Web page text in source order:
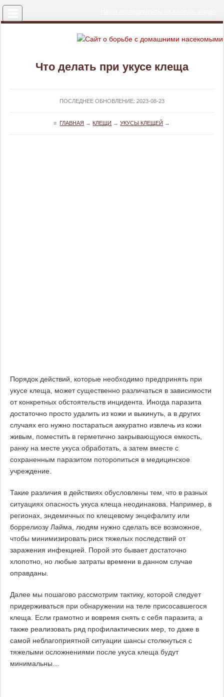
Что делать при укусе клеща
ПОСЛЕДНЕЕ ОБНОВЛЕНИЕ: 2023-08-23
≡ ГЛАВНАЯ → КЛЕЩИ →УКУСЫ КЛЕЩЕЙ →
Порядок действий, которые необходимо предпринять при
укусе клеща, может существенно различаться в зависимости
от конкретных обстоятельств инцидента. Иногда паразита
достаточно просто удалить из кожи и выкинуть, а в других
случаях его нужно постараться аккуратно извлечь из кожи
живым, поместить в герметично закрывающуюся емкость,
ранку на месте укуса обработать, а затем вместе с
сохраненным паразитом поторопиться в медицинское
учреждение.
Такие различия в действиях обусловлены тем, что в разных
ситуациях опасность укуса клеща неодинакова. Например, в
регионах, эндемичных по клещевому энцефалиту или
боррелиозу Лайма, людям нужно сделать все возможное,
чтобы минимизировать риск тяжелых последствий от
заражения инфекцией. Порой это бывает достаточно
хлопотно, но любые затраты времени в данном случае
оправданы.
Далее мы пошагово рассмотрим тактику, которой следует
придерживаться при обнаружении на теле присосавшегося
клеща. Если грамотно и вовремя снять с себя паразита, а
также реализовать ряд профилактических мер, то даже в
самой неблагоприятной ситуации шансы столкнуться с
тяжелыми осложнениями после укуса клеща будут
минимальны…